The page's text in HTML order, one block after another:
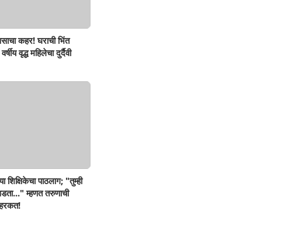
कहर! घराची भिंत
वृद्ध महिलेचा दुर्दैवी
शिक्षिकेचा पाठलाग; "तुम्ही
म्हणत तरुणाची